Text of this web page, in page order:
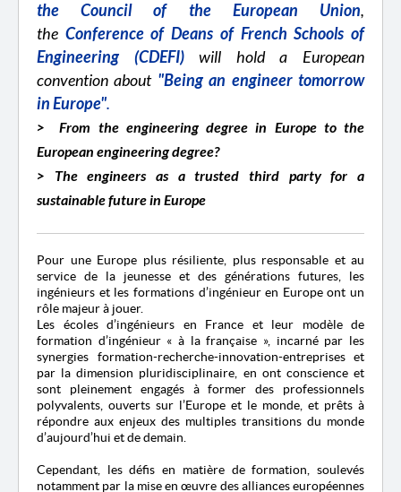
the Council of the European Union,
the Conference of Deans of French Schools of
Engineering (CDEFI)
will hold a European
convention about "Being an engineer tomorrow
in Europe".
> From the engineering degree in Europe to the
European engineering degree?
> The engineers as a trusted third party for a
sustainable future in Europe
Pour une Europe plus résiliente, plus responsable et au
service de la jeunesse et des générations futures, les
ingénieurs et les formations d’ingénieur en Europe ont un
rôle majeur à jouer.
Les écoles d’ingénieurs en France et leur modèle de
formation d’ingénieur « à la française », incarné par les
synergies formation-recherche-innovation-entreprises et
par la dimension pluridisciplinaire, en ont conscience et
sont pleinement engagés à former des professionnels
polyvalents, ouverts sur l’Europe et le monde, et prêts à
répondre aux enjeux des multiples transitions du monde
d’aujourd’hui et de demain.
Cependant, les défis en matière de formation, soulevés
notamment par la mise en œuvre des alliances européennes